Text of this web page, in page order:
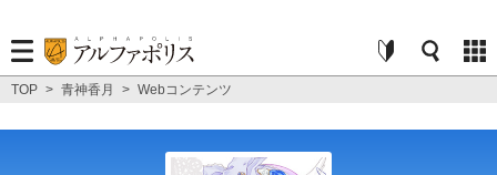
TOP > 青神香月 > Webコンテンツ